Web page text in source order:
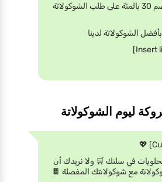
🧡 تقديرًا لك استمتع بخصم 30 بالمئة على طلب الشوكولاتة
الشوكولاتة لدينا
في سلتك 🛒 ولا نريدك أن
مع شوكولاتتك المفضلة 🍫